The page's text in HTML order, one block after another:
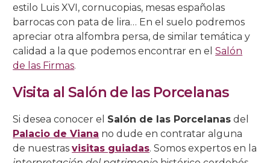
estilo Luis XVI, cornucopias, mesas españolas
barrocas con pata de lira… En el suelo podremos
apreciar otra alfombra persa, de similar temática y
calidad a la que podemos encontrar en elSalón
de las Firmas.
Visita al Salón de las Porcelanas
Si desea conocer el Salón de las Porcelanas del
Palacio de Viana no dude en contratar alguna
de nuestrasvisitas guiadas. Somos expertos en la